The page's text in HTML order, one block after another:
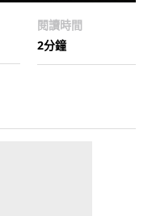
閱讀時間
2分鐘